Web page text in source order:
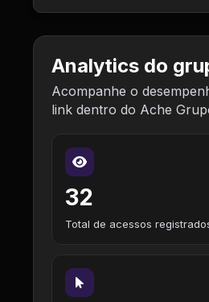
Analytics do
Acompanhe o
link dentro do Ache
32
Total de acessos